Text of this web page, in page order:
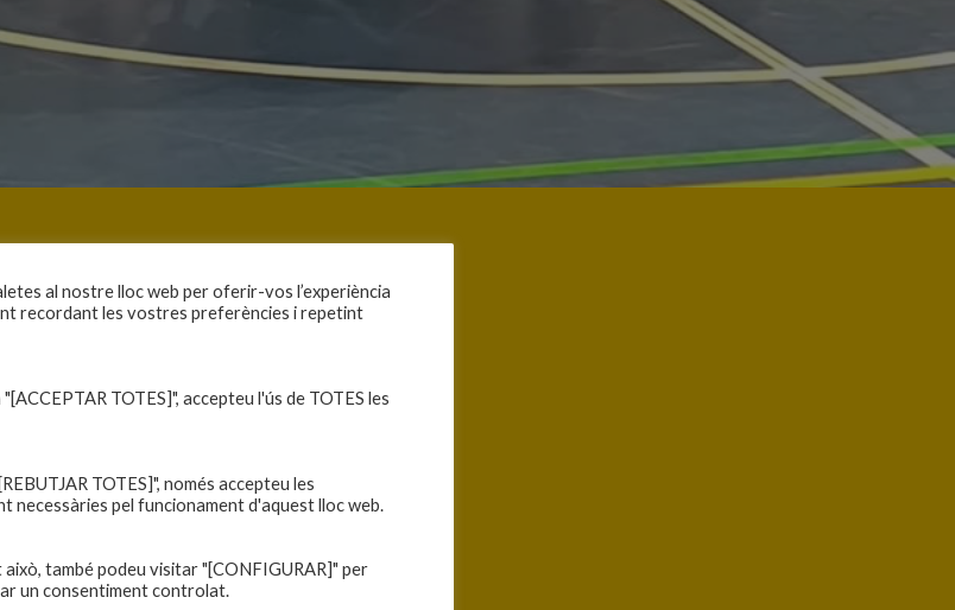
al nostre lloc web per oferir-vos l’experiència
recordant les vostres preferències i repetint
"[ACCEPTAR TOTES]", accepteu l'ús de TOTES les
TOTES]", només accepteu les
necessàries pel funcionament d'aquest lloc web.
també podeu visitar "[CONFIGURAR]" per
un consentiment controlat.